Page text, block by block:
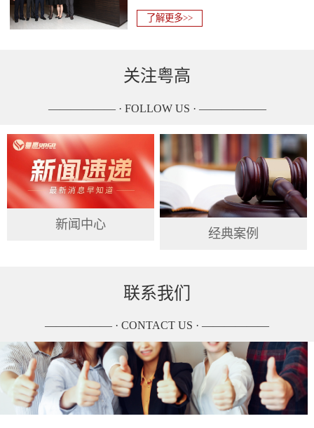
了解更多>>
关注粤高
—————— · FOLLOW US · ——————
新闻中心
经典案例
联系我们
—————— · CONTACT US · ——————